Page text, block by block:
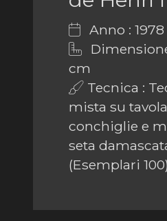
Anno : 1978
cm
Tecnica :
mista su
conchiglie e
seta
(Esemplari 100)